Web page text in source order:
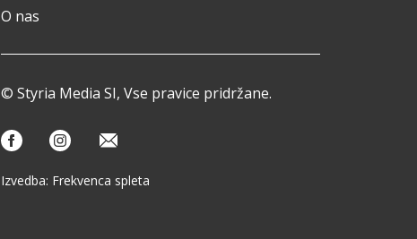
O nas
© Styria Media SI, Vse pravice pridržane.
Izvedba: Frekvenca spleta